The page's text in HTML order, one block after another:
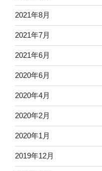
2021年8月
2021年7月
2021年6月
2020年6月
2020年4月
2020年2月
2020年1月
2019年12月